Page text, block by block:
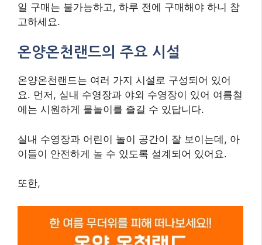
일 구매는 불가능하고, 하루 전에 구매해야 하니 참
고하세요.
온양온천랜드의 주요 시설
온양온천랜드는 여러 가지 시설로 구성되어 있어
요. 먼저, 실내 수영장과 야외 수영장이 있어 여름철
에는 시원하게 물놀이를 즐길 수 있답니다.
실내 수영장과 어린이 놀이 공간이 잘 보이는데, 아
이들이 안전하게 놀 수 있도록 설계되어 있어요.
또한,